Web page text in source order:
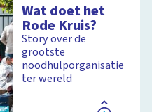
Wat doet het
Rode Kruis?
Story over de
grootste
noodhulporganisatie
ter wereld